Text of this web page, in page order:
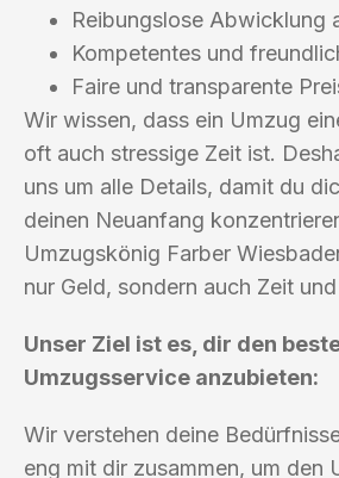
Reibungslose Abwicklung
Kompetentes und
Faire und transparente
Wir wissen, dass ein Umzug
oft auch stressige Zeit ist.
uns um alle Details, damit du
deinen Neuanfang
Umzugskönig Farber
nur Geld, sondern auch Zeit
Unser Ziel ist es, dir den
Umzugsservice anzubieten:
Wir verstehen deine
eng mit dir zusammen, um den